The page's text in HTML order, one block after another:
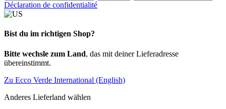
Déclaration de confidentialité
Bist du im richtigen Shop?
Bitte wechsle zum Land, das mit deiner Lieferadresse
übereinstimmt.
Zu Ecco Verde International (English)
Anderes Lieferland wählen